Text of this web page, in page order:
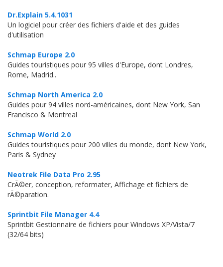
Dr.Explain 5.4.1031
Un logiciel pour créer des fichiers d'aide et des guides
d'utilisation
Schmap Europe 2.0
Guides touristiques pour 95 villes d'Europe, dont Londres,
Rome, Madrid..
Schmap North America 2.0
Guides pour 94 villes nord-américaines, dont New York, San
Francisco & Montreal
Schmap World 2.0
Guides touristiques pour 200 villes du monde, dont New York,
Paris & Sydney
Neotrek File Data Pro 2.95
CrÃ©er, conception, reformater, Affichage et fichiers de
rÃ©paration.
Sprintbit File Manager 4.4
Sprintbit Gestionnaire de fichiers pour Windows XP/Vista/7
(32/64 bits)